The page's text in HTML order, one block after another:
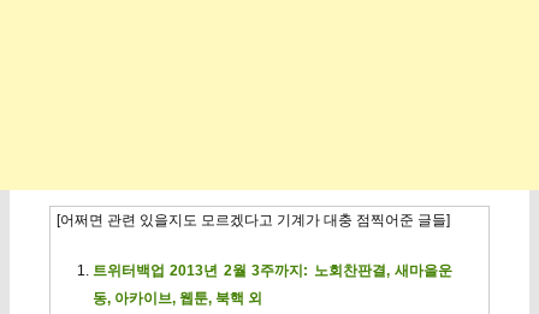
[어쩌면 관련 있을지도 모르겠다고 기계가 대충 점찍어준 글들]
트위터백업 2013년 2월 3주까지: 노회찬판결, 새마을운
동, 아카이브, 웹툰, 북핵 외